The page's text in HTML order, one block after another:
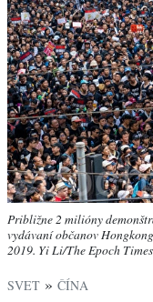
Približne 2 milióny
vydávaní občanov
2019. Yi Li/The Epoch Times
SVET » ČÍNA